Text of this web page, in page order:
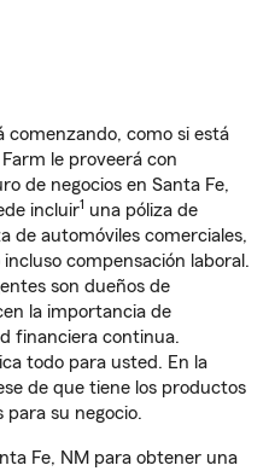
comenzando, como si está
le proveerá con
de negocios en Santa Fe,
incluir1 una póliza de
de automóviles comerciales,
compensación laboral.
son dueños de
la importancia de
financiera continua.
todo para usted. En la
de que tiene los productos
para su negocio.
Fe, NM para obtener una